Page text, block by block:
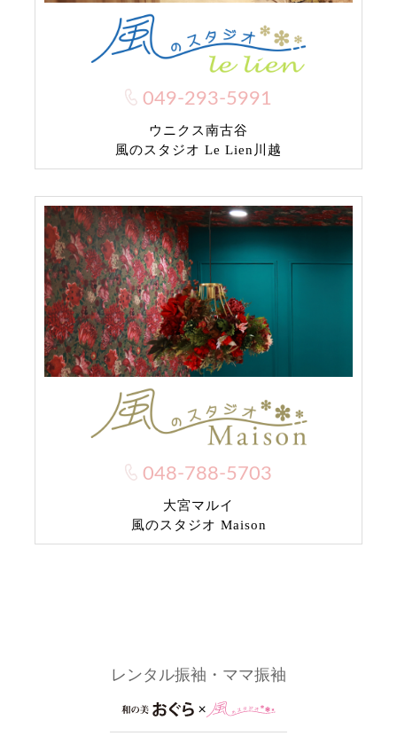
049-293-5991
ウニクス南古谷
風のスタジオ Le Lien川越
048-788-5703
大宮マルイ
風のスタジオ Maison
レンタル振袖・ママ振袖